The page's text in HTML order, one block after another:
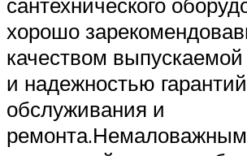
хорошо
качеством
и надежностью
обслуживания и